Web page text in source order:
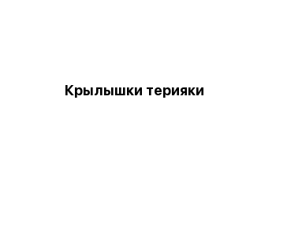
Крылышки терияки